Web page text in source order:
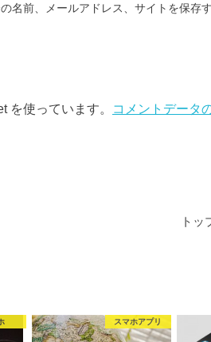
名前、メールアドレス、サイトを保存す
を使っています。 コメントデータ
トッ
スマホアプリ